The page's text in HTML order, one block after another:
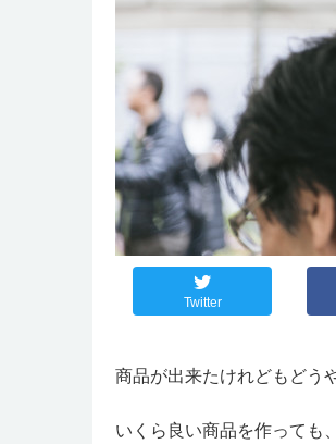
Twitter
商品が出来たけれどもどう
いくら良い商品を作っても